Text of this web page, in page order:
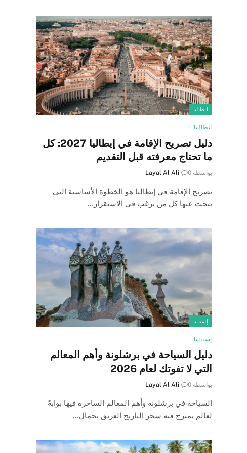
ايطاليا
ايطاليا
دليل تصريح الإقامة في إيطاليا 2027: كل
ما تحتاج معرفته قبل التقديم
بواسطة Layal Al Ali 0
تصريح الإقامة في إيطاليا هو الخطوة الأساسية التي
يبحث عنها كل من يرغب في الاستقرار…
إسبانيا
إسبانيا
دليل السياحة في برشلونة وأهم المعالم
التي لا تفوتك لعام 2026
بواسطة Layal Al Ali 0
السياحة في برشلونة وأهم المعالم الساحرة فيها بوابةً
لعالم يمتزج فيه سحر التاريخ العريق بجمال…